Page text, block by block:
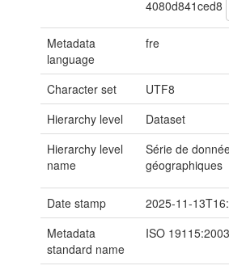
4080d841ced8
Metadata
language
fre
Character set
UTF8
Hierarchy level
Dataset
Hierarchy level
name
Série de
géographiques
Date stamp
2025-11-
Metadata
standard name
ISO